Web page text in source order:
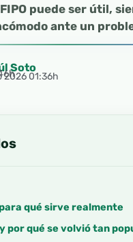
puede ser útil,
ante un
Soto
2026 01:36h
qué sirve realmente
y por qué se volvió tan